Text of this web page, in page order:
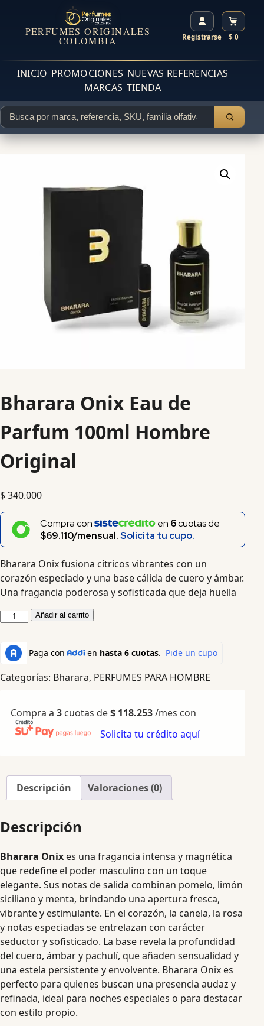
PERFUMES ORIGINALES
COLOMBIA Registrarse $ 0
INICIO PROMOCIONES NUEVAS REFERENCIAS
MARCAS TIENDA
Bharara Onix Eau de
Parfum 100ml Hombre
Original
$340.000
Compra con en 6cuotas de
$69.110/mensual.Solicita tu cupo.
Bharara Onix fusiona cítricos vibrantes con un
corazón especiado y una base cálida de cuero y ámbar.
Una fragancia poderosa y sofisticada que deja huella
Añadir al carrito
Categorías: Bharara, PERFUMES PARA HOMBRE
Compra a 3 cuotas de$ 118.253/mes con
Solicita tu crédito aquí
Descripción Valoraciones (0)
Descripción
Bharara Onix es una fragancia intensa y magnética
que redefine el poder masculino con un toque
elegante. Sus notas de salida combinan pomelo, limón
siciliano y menta, brindando una apertura fresca,
vibrante y estimulante. En el corazón, la canela, la rosa
y notas especiadas se entrelazan con carácter
seductor y sofisticado. La base revela la profundidad
del cuero, ámbar y pachulí, que añaden sensualidad y
una estela persistente y envolvente. Bharara Onix es
perfecto para quienes buscan una presencia audaz y
refinada, ideal para noches especiales o para destacar
con estilo propio.